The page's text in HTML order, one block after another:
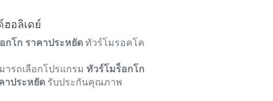
อลิเดย์
กโก ราคาประหยัด ทัวร์โมรอคโค
ารถเลือกโปรแกรม ทัวร์โมร็อกโก
าประหยัด รับประกันคุณภาพ